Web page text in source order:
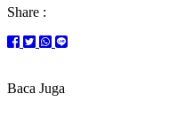
Share :
Baca Juga